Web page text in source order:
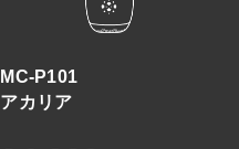
MC-P101
アカリア